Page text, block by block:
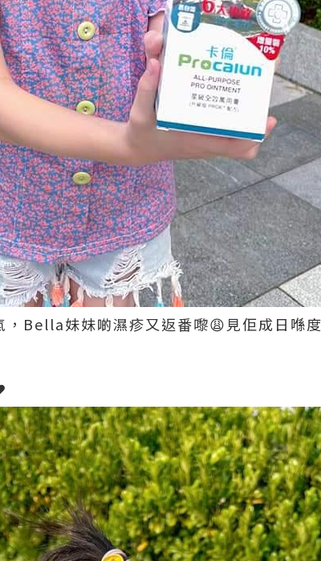
，Bella妹妹啲濕疹又返番嚟😩見佢成日喺